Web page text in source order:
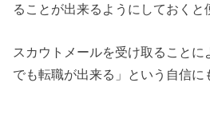
ることが出来るようにしておくと
スカウトメールを受け取ることに
でも転職が出来る」という自信に